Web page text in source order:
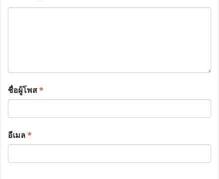
ชื่อผู้โพส*
อีเมล*